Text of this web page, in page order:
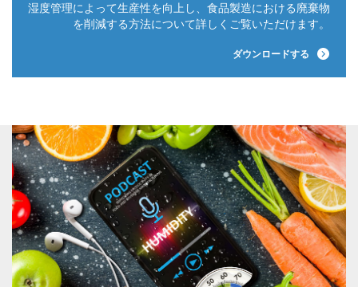
湿度管理によって生産性を向上し、食品製造における廃棄物
を削減する方法について詳しくご覧いただけます。
ダウンロードする